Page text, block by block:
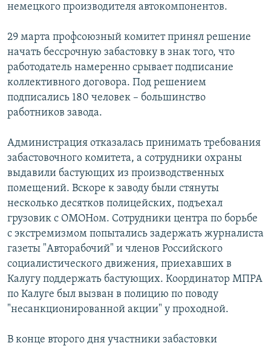
немецкого производителя автокомпонентов.
29 марта профсоюзный комитет принял решение
начать бессрочную забастовку в знак того, что
работодатель намеренно срывает подписание
коллективного договора. Под решением
подписались 180 человек – большинство
работников завода.
Администрация отказалась принимать требования
забастовочного комитета, а сотрудники охраны
выдавили бастующих из производственных
помещений. Вскоре к заводу были стянуты
несколько десятков полицейских, подъехал
грузовик с ОМОНом. Сотрудники центра по борьбе
с экстремизмом попытались задержать журналиста
газеты "Авторабочий" и членов Российского
социалистического движения, приехавших в
Калугу поддержать бастующих. Координатор МПРА
по Калуге был вызван в полицию по поводу
"несанкционированной акции" у проходной.
В конце второго дня участники забастовки